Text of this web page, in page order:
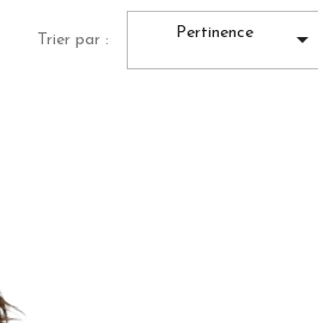
Trier par : Pertinence 